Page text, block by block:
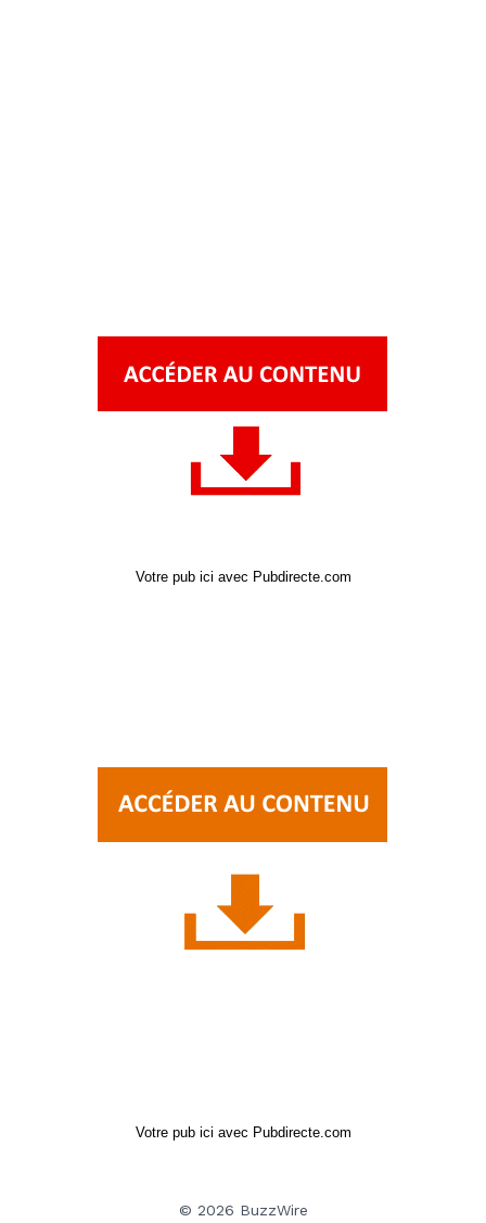
Votre pub ici avec Pubdirecte.com
Votre pub ici avec Pubdirecte.com
© 2026 BuzzWire